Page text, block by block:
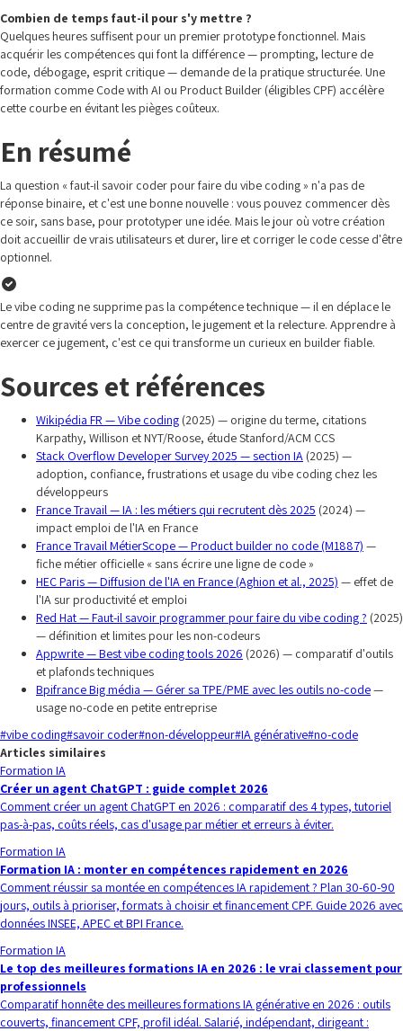
Combien de temps faut-il pour s'y mettre ?
Quelques heures suffisent pour un premier prototype fonctionnel. Mais
acquérir les compétences qui font la différence — prompting, lecture de
code, débogage, esprit critique — demande de la pratique structurée. Une
formation comme Code with AI ou Product Builder (éligibles CPF) accélère
cette courbe en évitant les pièges coûteux.
En résumé
La question « faut-il savoir coder pour faire du vibe coding » n'a pas de
réponse binaire, et c'est une bonne nouvelle : vous pouvez commencer dès
ce soir, sans base, pour prototyper une idée. Mais le jour où votre création
doit accueillir de vrais utilisateurs et durer, lire et corriger le code cesse d'être
optionnel.
Le vibe coding ne supprime pas la compétence technique — il en déplace le
centre de gravité vers la conception, le jugement et la relecture. Apprendre à
exercer ce jugement, c'est ce qui transforme un curieux en builder fiable.
Sources et références
Wikipédia FR — Vibe coding (2025) — origine du terme, citations
Karpathy, Willison et NYT/Roose, étude Stanford/ACM CCS
Stack Overflow Developer Survey 2025 — section IA (2025) —
adoption, confiance, frustrations et usage du vibe coding chez les
développeurs
France Travail — IA : les métiers qui recrutent dès 2025 (2024) —
impact emploi de l'IA en France
France Travail MétierScope — Product builder no code (M1887) —
fiche métier officielle « sans écrire une ligne de code »
HEC Paris — Diffusion de l'IA en France (Aghion et al., 2025) — effet de
l'IA sur productivité et emploi
Red Hat — Faut-il savoir programmer pour faire du vibe coding ? (2025)
— définition et limites pour les non-codeurs
Appwrite — Best vibe coding tools 2026 (2026) — comparatif d'outils
et plafonds techniques
Bpifrance Big média — Gérer sa TPE/PME avec les outils no-code—
usage no-code en petite entreprise
#vibe coding#savoir coder#non-développeur#IA générative#no-code
Articles similaires
Formation IA
Créer un agent ChatGPT : guide complet 2026
Comment créer un agent ChatGPT en 2026 : comparatif des 4 types, tutoriel
pas-à-pas, coûts réels, cas d'usage par métier et erreurs à éviter.
Formation IA
Formation IA : monter en compétences rapidement en 2026
Comment réussir sa montée en compétences IA rapidement ? Plan 30-60-90
jours, outils à prioriser, formats à choisir et financement CPF. Guide 2026 avec
données INSEE, APEC et BPI France.
Formation IA
Le top des meilleures formations IA en 2026 : le vrai classement pour
professionnels
Comparatif honnête des meilleures formations IA générative en 2026 : outils
couverts, financement CPF, profil idéal. Salarié, indépendant, dirigeant :